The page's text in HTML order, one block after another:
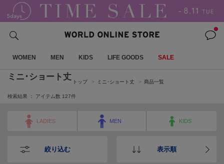
WOMEN MEN KIDS LIFE GOODS SALE
ミニ･ショート丈
トップ ミニ･ショート丈 商品一覧
検索結果 ： アイテム数 127件
LADIES MEN KIDS
絞り込む 表示順